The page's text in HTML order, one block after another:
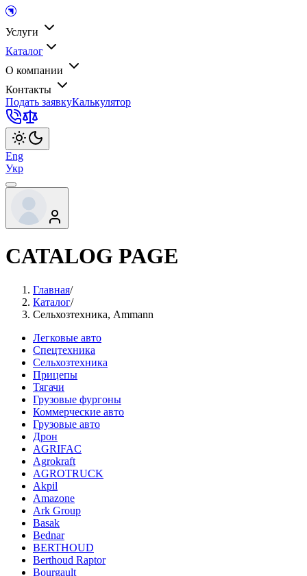
Услуги
Каталог
О компании
Контакты
Подать заявкуКалькулятор
Eng
Укр
CATALOG PAGE
Главная/
Каталог/
Сельхозтехника, Ammann
Легковые авто
Спецтехника
Сельхозтехника
Прицепы
Тягачи
Грузовые фургоны
Коммерческие авто
Грузовые авто
Дрон
AGRIFAC
Agrokraft
AGROTRUCK
Akpil
Amazone
Ark Group
Basak
Bednar
BERTHOUD
Berthoud Raptor
Bourgault